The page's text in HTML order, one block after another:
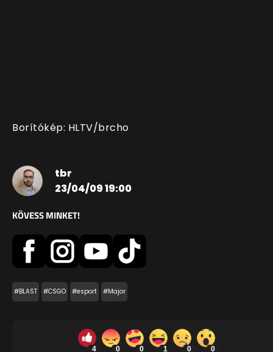
Borítókép: HLTV/brcho
tbr
23/04/09 19:00
KÖVESS MINKET!
#BLAST #CSGO #esport #Major
4 0 0 1 0 0